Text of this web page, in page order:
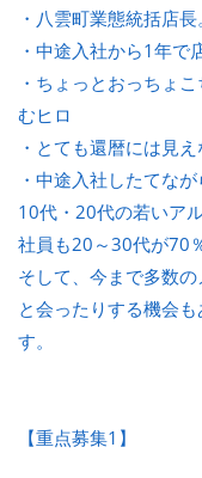
・八雲町業態統括店
・中途入社から1年で
・ちょっとおっちょ
むヒロ
・とても還暦には見
・中途入社したてな
10代・20代の若いア
社員も20～30代が70
そして、今まで多数
と会ったりする機会
す。
【重点募集1】